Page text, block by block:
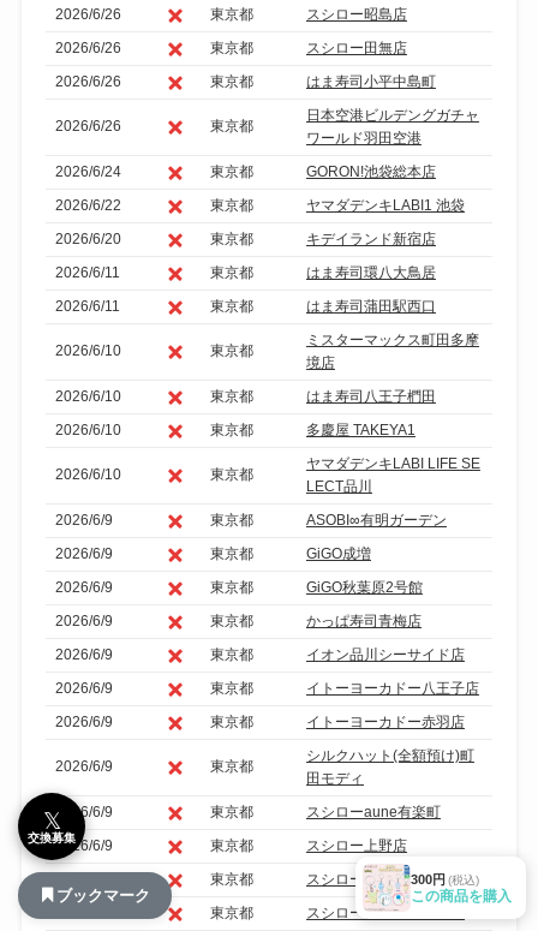
2026/6/26
東京都
スシロー昭島店
2026/6/26
東京都
スシロー田無店
2026/6/26
東京都 はま寿司小平中島町
2026/6/26 東京都
日本空港ビルデングガチャ
ワールド羽田空港
2026/6/24
東京都
GORON!池袋総本店
2026/6/22
東京都
ヤマダデンキLABI1 池袋
2026/6/20
東京都
キデイランド新宿店
2026/6/11
東京都
はま寿司環八大鳥居
2026/6/11
東京都 はま寿司蒲田駅西口
2026/6/10 東京都
ミスターマックス町田多摩
境店
2026/6/10
東京都
はま寿司八王子椚田
2026/6/10
東京都 多慶屋 TAKEYA1
2026/6/10 東京都
ヤマダデンキLABI LIFE SE
LECT品川
2026/6/9
東京都
ASOBI∞有明ガーデン
2026/6/9
東京都
GiGO成増
2026/6/9
東京都
GiGO秋葉原2号館
2026/6/9
東京都
かっぱ寿司青梅店
2026/6/9
東京都
イオン品川シーサイド店
2026/6/9
東京都
イトーヨーカドー八王子店
2026/6/9
東京都 イトーヨーカドー赤羽店
2026/6/9 東京都
シルクハット(全額預け)町
田モディ
2026/6/9
東京都
スシローaune有楽町
2026/6/9
東京都
スシロー上野店
東京都
スシロー五反田店
東京都 スシロー日野バイパス店
300円 (税込)
この商品を購入
𝕏
交換募集
ブックマーク